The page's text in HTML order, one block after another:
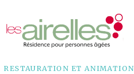
RESTAURATION ET ANIMATION